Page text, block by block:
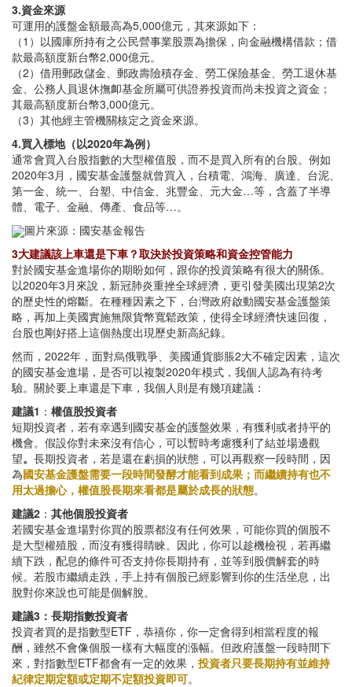
3.資金來源
可運用的護盤金額最高為5,000億元，其來源如下：
（1）以國庫所持有之公民營事業股票為擔保，向金融機構借款；借
款最高額度新台幣2,000億元。
（2）借用郵政儲金、郵政壽險積存金、勞工保險基金、勞工退休基
金、公務人員退休撫卹基金所屬可供證券投資而尚未投資之資金；
其最高額度新台幣3,000億元。
（3）其他經主管機關核定之資金來源。
4.買入標地（以2020年為例）
通常會買入台股指數的大型權值股，而不是買入所有的台股。例如
2020年3月，國安基金護盤就曾買入，台積電、鴻海、廣達、台泥、
第一金、統一、台塑、中信金、兆豐金、元大金…等，含蓋了半導
體、電子、金融、傳產、食品等…。
圖片來源：國安基金報告
3大建議該上車還是下車？取決於投資策略和資金控管能力
對於國安基金進場你的期盼如何，跟你的投資策略有很大的關係。
以2020年3月來說，新冠肺炎重挫全球經濟，更引發美國出現第2次
的歷史性的熔斷。在種種因素之下，台灣政府啟動國安基金護盤策
略，再加上美國實施無限貨幣寬鬆政策，使得全球經濟快速回復，
台股也剛好搭上這個熱度出現歷史新高紀錄。
然而，2022年，面對烏俄戰爭、美國通貨膨脹2大不確定因素，這次
的國安基金進場，是否可以複製2020年模式，我個人認為有待考
驗。關於要上車還是下車，我個人則是有幾項建議：
建議1 ： 權值股投資者
短期投資者，若有幸遇到國安基金的護盤效果，有獲利或者持平的
機會。假設你對未來沒有信心，可以暫時考慮獲利了結並場邊觀
望。 長期投資者，若是還在虧損的狀態，可以再觀察一段時間，因
為國安基金護盤需要一段時間發酵才能看到成果；而繼續持有也不
用太過擔心，權值股長期來看都是屬於成長的狀態。
建議2 ： 其他個股投資者
若國安基金進場對你買的股票都沒有任何效果，可能你買的個股不
是大型權殖股，而沒有獲得睛睞。因此，你可以趁機檢視，若再繼
續下跌，配息的條件可否支持你長期持有，並等到股價解套的時
候。若股市繼續走跌，手上持有個股已經影響到你的生活坐息，出
脫對你來說也可能是個解脫。
建議3：長期指數投資者
投資者買的是指數型ETF，恭禧你，你一定會得到相當程度的報
酬，雖然不會像個股一樣有大幅度的漲幅。但政府護盤一段時間下
來，對指數型ETF都會有一定的效果， 投資者只要長期持有並維持
紀律定期定額或定期不定額投資即可。